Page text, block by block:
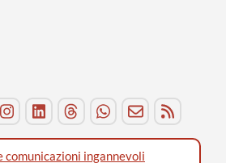
comunicazioni ingannevoli